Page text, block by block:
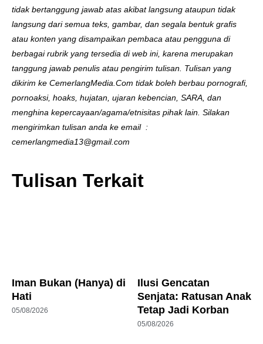
tidak bertanggung jawab atas akibat langsung ataupun tidak
langsung dari semua teks, gambar, dan segala bentuk grafis
atau konten yang disampaikan pembaca atau pengguna di
berbagai rubrik yang tersedia di web ini, karena merupakan
tanggung jawab penulis atau pengirim tulisan. Tulisan yang
dikirim ke CemerlangMedia.Com tidak boleh berbau pornografi,
pornoaksi, hoaks, hujatan, ujaran kebencian, SARA, dan
menghina kepercayaan/agama/etnisitas pihak lain. Silakan
mengirimkan tulisan anda ke email :
cemerlangmedia13@gmail.com
Tulisan Terkait
Iman Bukan (Hanya) di
Hati
05/08/2026
Ilusi Gencatan
Senjata: Ratusan Anak
Tetap Jadi Korban
05/08/2026